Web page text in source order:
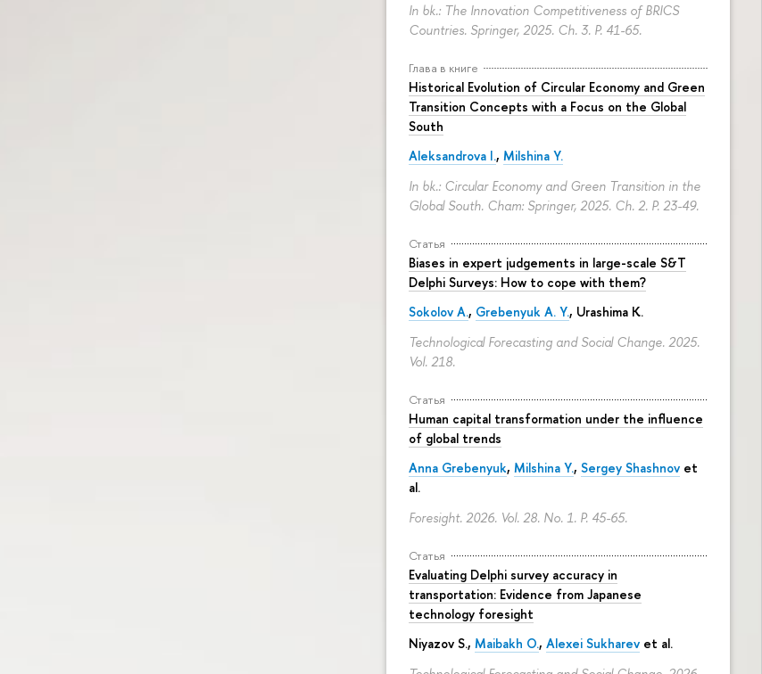
In bk.: The Innovation Competitiveness of BRICS
Countries. Springer, 2025. Ch. 3. P. 41-65.
Глава в книге
Historical Evolution of Circular Economy and Green
Transition Concepts with a Focus on the Global
South
Aleksandrova I., Milshina Y.
In bk.: Circular Economy and Green Transition in the
Global South. Cham: Springer, 2025. Ch. 2. P. 23-49.
Статья
Biases in expert judgements in large-scale S&T
Delphi Surveys: How to cope with them?
Sokolov A., Grebenyuk A. Y., Urashima K.
Technological Forecasting and Social Change. 2025.
Vol. 218.
Статья
Human capital transformation under the influence
of global trends
Anna Grebenyuk, Milshina Y., Sergey Shashnov et
al.
Foresight. 2026. Vol. 28. No. 1. P. 45-65.
Статья
Evaluating Delphi survey accuracy in
transportation: Evidence from Japanese
technology foresight
Niyazov S., Maibakh O., Alexei Sukharev et al.